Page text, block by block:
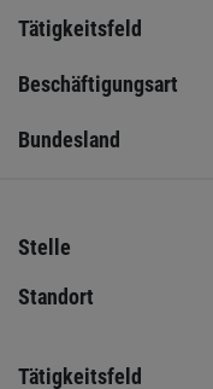
Tätigkeitsfeld
Beschäftigungsart
Bundesland
Stelle
Standort
Tätigkeitsfeld